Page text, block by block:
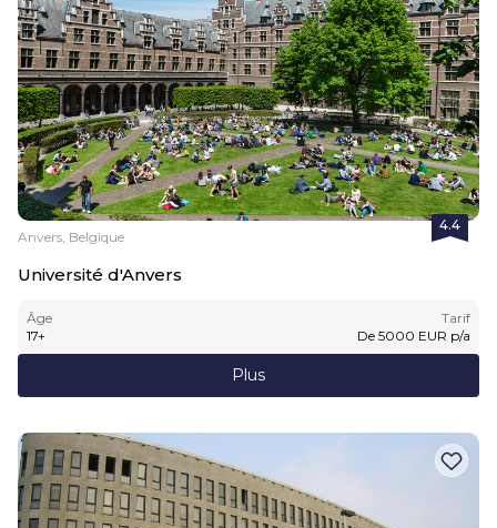
4.4
Anvers, Belgique
Université d'Anvers
Âge
17+
Tarif
De 5000 EUR p/a
Plus